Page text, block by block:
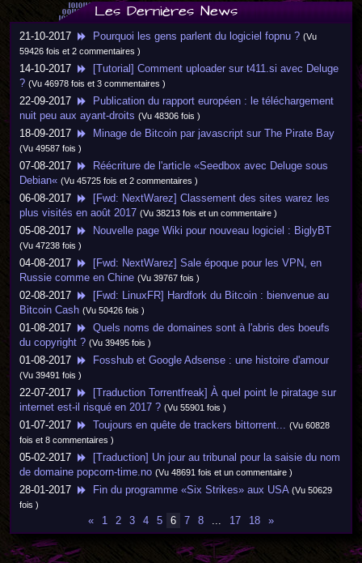
Les Dernières News
21-10-2017 Pourquoi les gens parlent du logiciel fopnu ? (Vu
59426 fois et 2 commentaires )
14-10-2017
[Tutorial] Comment uploader sur t411.si avec Deluge
? (Vu 46978 fois et 3 commentaires )
22-09-2017
Publication du rapport européen : le téléchargement
nuit peu aux ayant-droits (Vu 48306 fois )
18-09-2017 Minage de Bitcoin par javascript sur The Pirate Bay
(Vu 49587 fois )
07-08-2017
Réécriture de l'article «Seedbox avec Deluge sous
Debian« (Vu 45725 fois et 2 commentaires )
06-08-2017
[Fwd: NextWarez] Classement des sites warez les
plus visités en août 2017 (Vu 38213 fois et un commentaire )
05-08-2017 Nouvelle page Wiki pour nouveau logiciel : BiglyBT
(Vu 47238 fois )
04-08-2017
[Fwd: NextWarez] Sale époque pour les VPN, en
Russie comme en Chine (Vu 39767 fois )
02-08-2017
[Fwd: LinuxFR] Hardfork du Bitcoin : bienvenue au
Bitcoin Cash (Vu 50426 fois )
01-08-2017
Quels noms de domaines sont à l'abris des boeufs
du copyright ? (Vu 39495 fois )
01-08-2017 Fosshub et Google Adsense : une histoire d'amour
(Vu 39491 fois )
22-07-2017
[Traduction Torrentfreak] À quel point le piratage sur
internet est-il risqué en 2017 ? (Vu 55901 fois )
01-07-2017 Toujours en quête de trackers bittorrent... (Vu 60828
fois et 8 commentaires )
05-02-2017
[Traduction] Un jour au tribunal pour la saisie du nom
de domaine popcorn-time.no (Vu 48691 fois et un commentaire )
28-01-2017 Fin du programme «Six Strikes» aux USA (Vu 50629
fois )
« 1 2 3 4 5 6 7 8 ... 17 18 »